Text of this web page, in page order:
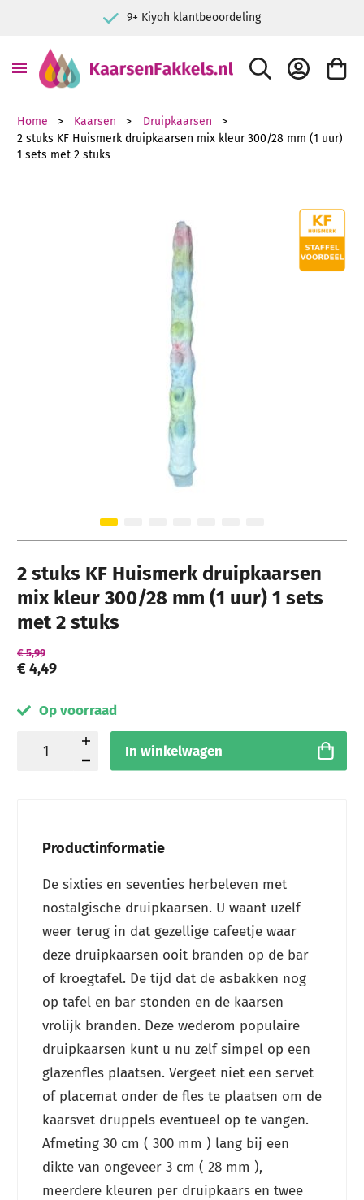
9+ Kiyoh klantbeoordeling
ZOEK ACCOUNT
Home Kaarsen
Druipkaarsen
2 stuks KF Huismerk druipkaarsen mix kleur 300/28 mm (1 uur)
1 sets met 2 stuks
Ga naar het einde van de afbeeldingen-gallerij
Ga naar het begin van de afbeeldingen-gallerij
2 stuks KF Huismerk druipkaarsen
mix kleur 300/28 mm (1 uur) 1 sets
met 2 stuks
€ 4,49
€ 5,99
Op voorraad
In winkelwagen
Productinformatie
De sixties en seventies herbeleven met
nostalgische druipkaarsen. U waant uzelf
weer terug in dat gezellige cafeetje waar
deze druipkaarsen ooit branden op de bar
of kroegtafel. De tijd dat de asbakken nog
op tafel en bar stonden en de kaarsen
vrolijk branden. Deze wederom populaire
druipkaarsen kunt u nu zelf simpel op een
glazenfles plaatsen. Vergeet niet een servet
of placemat onder de fles te plaatsen om de
kaarsvet druppels eventueel op te vangen.
Afmeting 30 cm ( 300 mm ) lang bij een
dikte van ongeveer 3 cm ( 28 mm ),
meerdere kleuren per druipkaars en twee